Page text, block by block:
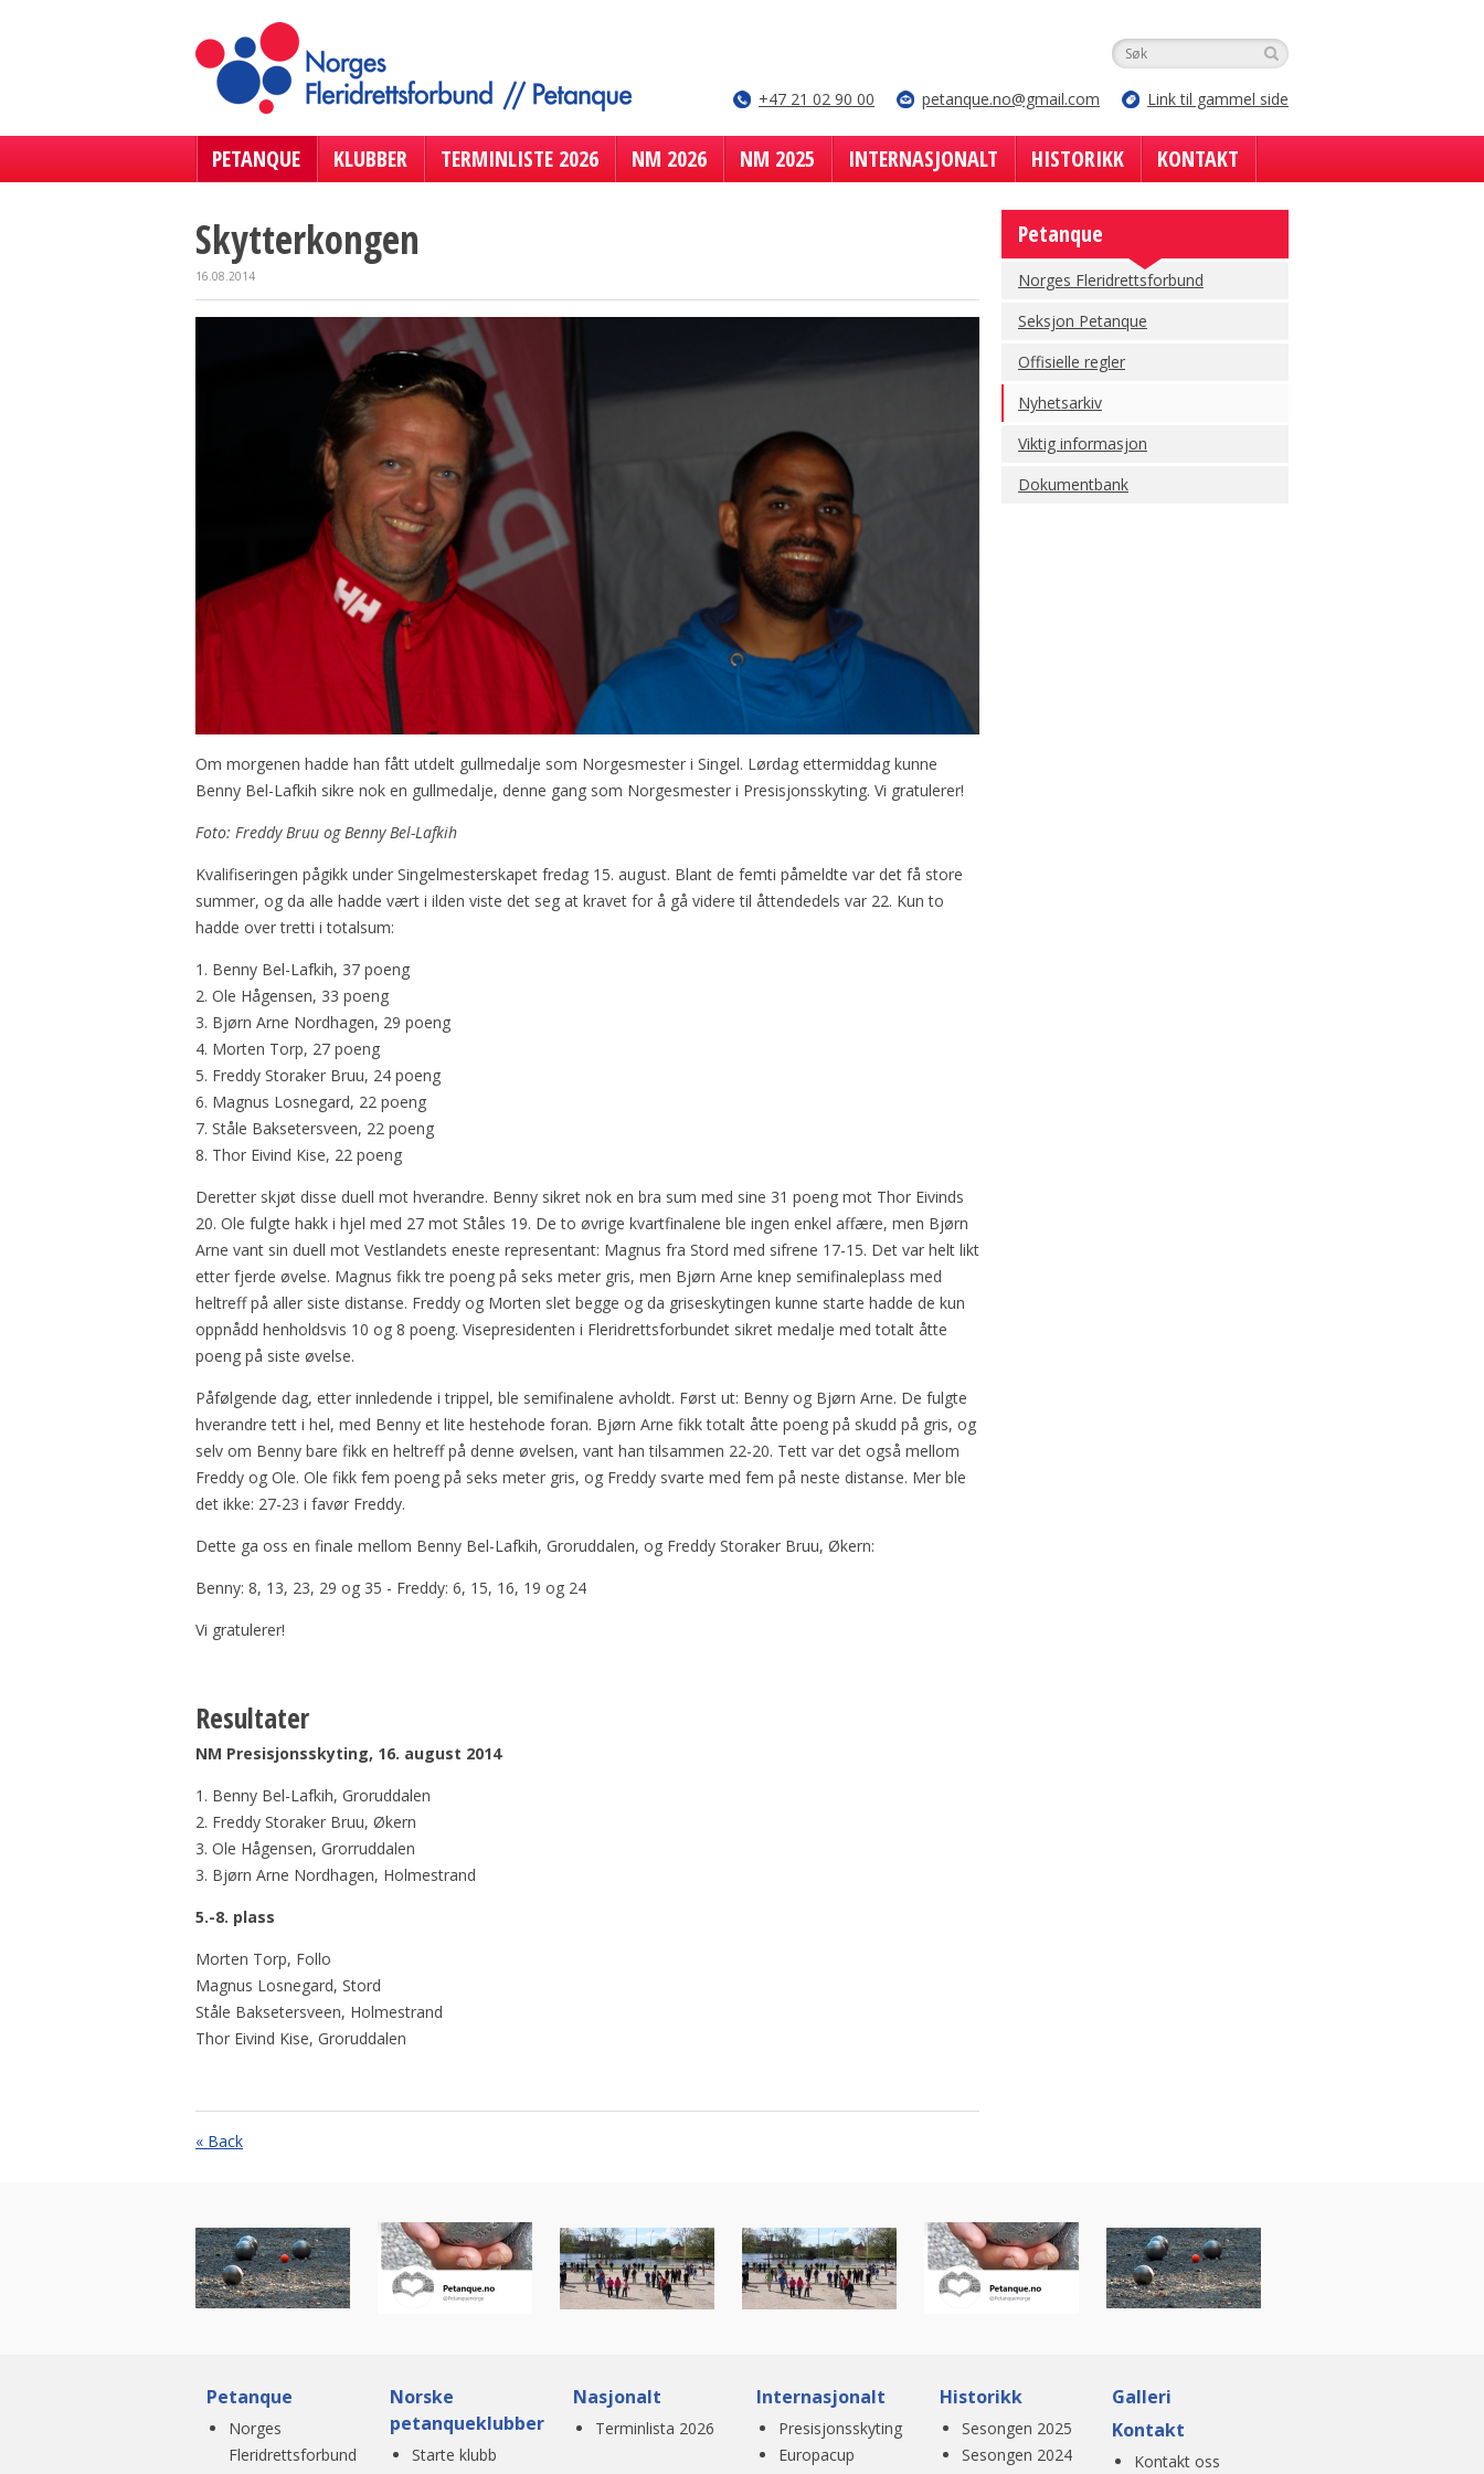
+47 21 02 90 00 petanque.no@gmail.com Link til gammel side
PETANQUE KLUBBER TERMINLISTE 2026 NM 2026 NM 2025 INTERNASJONALT HISTORIKK KONTAKT
Skytterkongen
16.08.2014
Om morgenen hadde han fått utdelt gullmedalje som Norgesmester i Singel. Lørdag ettermiddag kunne
Benny Bel-Lafkih sikre nok en gullmedalje, denne gang som Norgesmester i Presisjonsskyting. Vi gratulerer!
Foto: Freddy Bruu og Benny Bel-Lafkih
Kvalifiseringen pågikk under Singelmesterskapet fredag 15. august. Blant de femti påmeldte var det få store
summer, og da alle hadde vært i ilden viste det seg at kravet for å gå videre til åttendedels var 22. Kun to
hadde over tretti i totalsum:
1. Benny Bel-Lafkih, 37 poeng
2. Ole Hågensen, 33 poeng
3. Bjørn Arne Nordhagen, 29 poeng
4. Morten Torp, 27 poeng
5. Freddy Storaker Bruu, 24 poeng
6. Magnus Losnegard, 22 poeng
7. Ståle Baksetersveen, 22 poeng
8. Thor Eivind Kise, 22 poeng
Deretter skjøt disse duell mot hverandre. Benny sikret nok en bra sum med sine 31 poeng mot Thor Eivinds
20. Ole fulgte hakk i hjel med 27 mot Ståles 19. De to øvrige kvartfinalene ble ingen enkel affære, men Bjørn
Arne vant sin duell mot Vestlandets eneste representant: Magnus fra Stord med sifrene 17-15. Det var helt likt
etter fjerde øvelse. Magnus fikk tre poeng på seks meter gris, men Bjørn Arne knep semifinaleplass med
heltreff på aller siste distanse. Freddy og Morten slet begge og da griseskytingen kunne starte hadde de kun
oppnådd henholdsvis 10 og 8 poeng. Visepresidenten i Fleridrettsforbundet sikret medalje med totalt åtte
poeng på siste øvelse.
Påfølgende dag, etter innledende i trippel, ble semifinalene avholdt. Først ut: Benny og Bjørn Arne. De fulgte
hverandre tett i hel, med Benny et lite hestehode foran. Bjørn Arne fikk totalt åtte poeng på skudd på gris, og
selv om Benny bare fikk en heltreff på denne øvelsen, vant han tilsammen 22-20. Tett var det også mellom
Freddy og Ole. Ole fikk fem poeng på seks meter gris, og Freddy svarte med fem på neste distanse. Mer ble
det ikke: 27-23 i favør Freddy.
Dette ga oss en finale mellom Benny Bel-Lafkih, Groruddalen, og Freddy Storaker Bruu, Økern:
Benny: 8, 13, 23, 29 og 35 - Freddy: 6, 15, 16, 19 og 24
Vi gratulerer!
Resultater
NM Presisjonsskyting, 16. august 2014
1. Benny Bel-Lafkih, Groruddalen
2. Freddy Storaker Bruu, Økern
3. Ole Hågensen, Grorruddalen
3. Bjørn Arne Nordhagen, Holmestrand
5.-8. plass
Morten Torp, Follo
Magnus Losnegard, Stord
Ståle Baksetersveen, Holmestrand
Thor Eivind Kise, Groruddalen
« Back
Petanque
Norges Fleridrettsforbund
Seksjon Petanque
Offisielle regler
Nyhetsarkiv
Viktig informasjon
Dokumentbank
Petanque
Norges
Fleridrettsforbund
Norske
petanqueklubber
Starte klubb
Nasjonalt
Terminlista 2026
Internasjonalt
Presisjonsskyting
Europacup
Historikk
Sesongen 2025
Sesongen 2024
Galleri
Kontakt
Kontakt oss